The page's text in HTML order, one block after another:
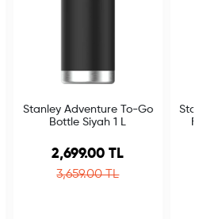
Stanley Adventure To-Go
Bottle Siyah 1 L
Sale price
2,699.00 TL
Regular price
3,659.00 TL